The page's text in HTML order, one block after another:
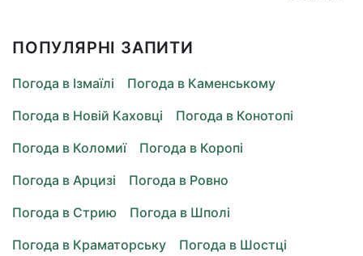
ПОПУЛЯРНІ ЗАПИТИ
Погода в Ізмаїлі
Погода в Каменському
Погода в Новій Каховці
Погода в Конотопі
Погода в Коломиї
Погода в Коропі
Погода в Арцизі
Погода в Ровно
Погода в Стрию
Погода в Шполі
Погода в Краматорську
Погода в Шостці